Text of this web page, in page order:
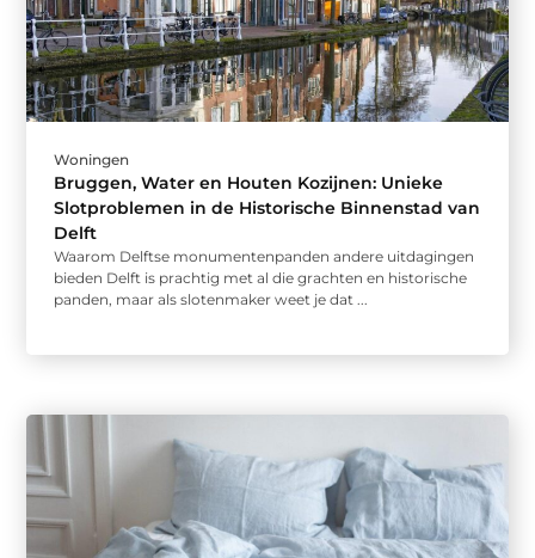
Woningen
Bruggen, Water en Houten Kozijnen: Unieke
Slotproblemen in de Historische Binnenstad van
Delft
Waarom Delftse monumentenpanden andere uitdagingen
bieden Delft is prachtig met al die grachten en historische
panden, maar als slotenmaker weet je dat ...